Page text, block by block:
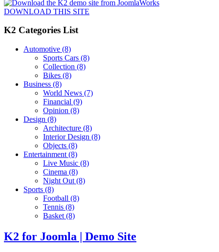
DOWNLOAD THIS SITE
K2 Categories List
Automotive (8)
Sports Cars (8)
Collection (8)
Bikes (8)
Business (8)
World News (7)
Financial (9)
Opinion (8)
Design (8)
Architecture (8)
Interior Design (8)
Objects (8)
Entertainment (8)
Live Music (8)
Cinema (8)
Night Out (8)
Sports (8)
Football (8)
Tennis (8)
Basket (8)
K2 for Joomla | Demo Site